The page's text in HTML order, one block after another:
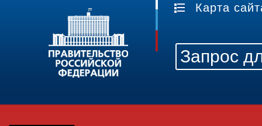
Карта